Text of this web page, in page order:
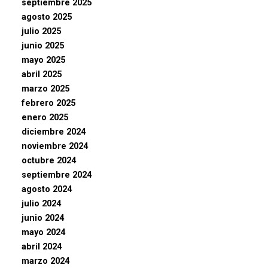
septiembre 2025
agosto 2025
julio 2025
junio 2025
mayo 2025
abril 2025
marzo 2025
febrero 2025
enero 2025
diciembre 2024
noviembre 2024
octubre 2024
septiembre 2024
agosto 2024
julio 2024
junio 2024
mayo 2024
abril 2024
marzo 2024